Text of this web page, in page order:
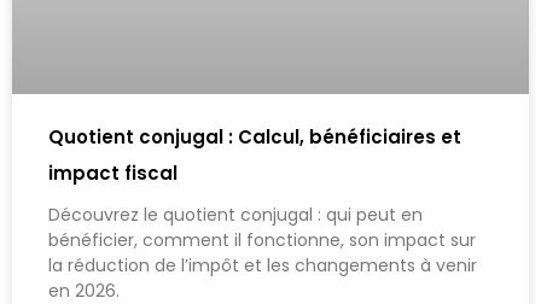
Quotient conjugal : Calcul, bénéficiaires et
impact fiscal
Découvrez le quotient conjugal : qui peut en
bénéficier, comment il fonctionne, son impact sur
la réduction de l’impôt et les changements à venir
en 2026.